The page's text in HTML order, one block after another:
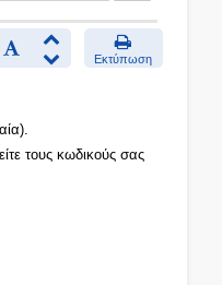
Εκτύπωση
τους κωδικούς σας